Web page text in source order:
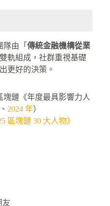
隊由「 傳統金融機構從業
軌組成，社群重視基礎
更好的決策。
塊鏈《年度最具影響力人
、 2024 年）
區塊鏈 30 大人物》
友